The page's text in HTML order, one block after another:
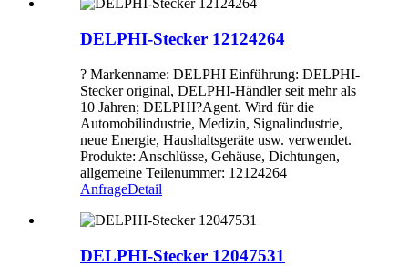
DELPHI-Stecker 12124264
? Markenname: DELPHI Einführung: DELPHI-
Stecker original, DELPHI-Händler seit mehr als
10 Jahren; DELPHI?Agent. Wird für die
Automobilindustrie, Medizin, Signalindustrie,
neue Energie, Haushaltsgeräte usw. verwendet.
Produkte: Anschlüsse, Gehäuse, Dichtungen,
allgemeine Teilenummer: 12124264
AnfrageDetail
DELPHI-Stecker 12047531